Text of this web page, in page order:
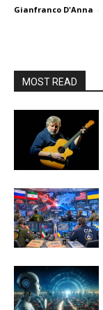
Gianfranco D'Anna -
MOST READ